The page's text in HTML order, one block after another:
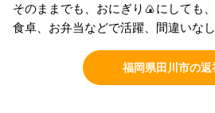
そのままでも、おにぎり🍙にしても
食卓、お弁当などで活躍、間違いな
福岡県田川市の返